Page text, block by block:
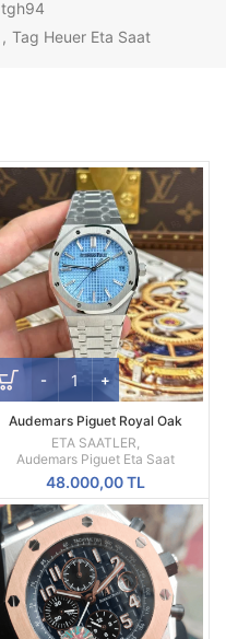
tgh94
, Tag Heuer Eta Saat
Audemars Piguet Royal Oak
15510BC Blue Dial ZF Factory
41mm Super Clone
ETA SAATLER,
Audemars Piguet Eta Saat
48.000,00TL